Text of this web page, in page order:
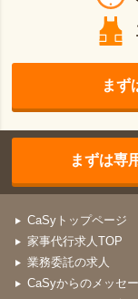
まず
まずは専
CaSyトップページ
家事代行求人TOP
業務委託の求人
CaSyからのメッセ